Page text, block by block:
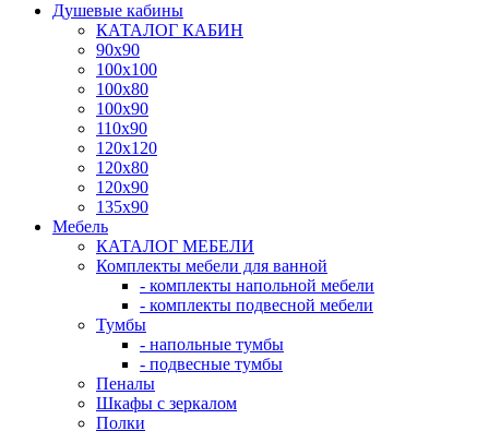
Душевые кабины
КАТАЛОГ КАБИН
90x90
100x100
100x80
100x90
110x90
120x120
120x80
120x90
135x90
Мебель
КАТАЛОГ МЕБЕЛИ
Комплекты мебели для ванной
- комплекты напольной мебели
- комплекты подвесной мебели
Тумбы
- напольные тумбы
- подвесные тумбы
Пеналы
Шкафы с зеркалом
Полки